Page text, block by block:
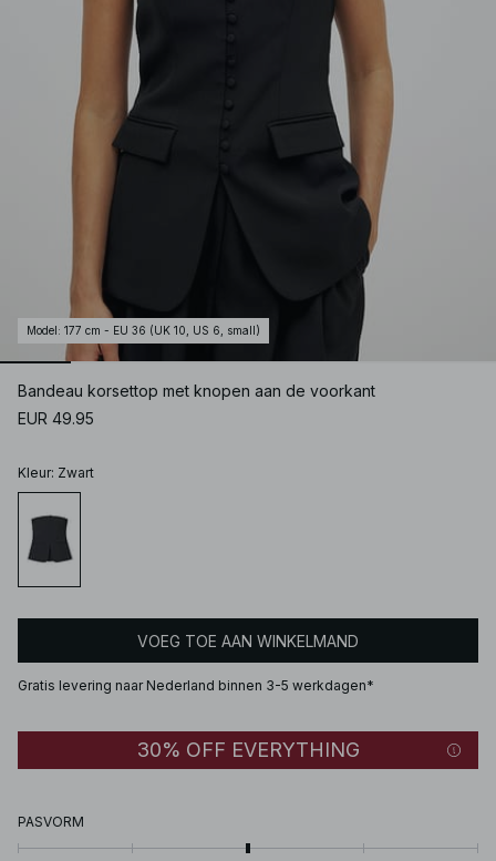
Model : 177 cm - EU 36 (UK 10, US 6, small)
Bandeau korsettop met knopen aan de voorkant
EUR 49.95
Kleur: Zwart
VOEG TOE AAN WINKELMAND
Gratis levering naar Nederland binnen 3-5 werkdagen*
30% OFF EVERYTHING
PASVORM